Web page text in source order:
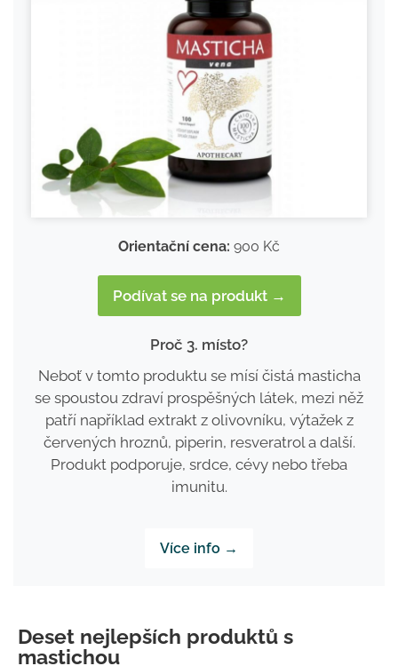
Orientační cena: 900 Kč
Podívat se na produkt →
Proč 3. místo?
Neboť v tomto produktu se mísí čistá masticha
se spoustou zdraví prospěšných látek, mezi něž
patří například extrakt z olivovníku, výtažek z
červených hroznů, piperin, resveratrol a další.
Produkt podporuje, srdce, cévy nebo třeba
imunitu.
Více info →
Deset nejlepších produktů s
mastichou